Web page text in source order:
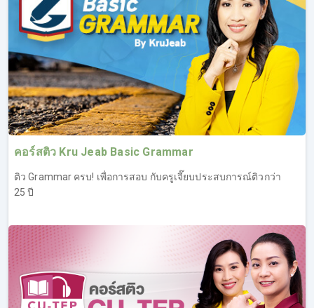
สูงขึ้น
เทคนิคการเขียน สิ่งที่ควร และไม่ควรทำ
ตัวอย่างงานเขียนแต่ละแบบ พร้อมอธิบายให้เข้าใจ นำไป
ใช้ได้จริง
แบบแผนการเขียน และไอเดียในการเขียนงานให้ได้
คะแนนสูง
เจาะลึกทุกรูปแบบคำถามที่เจอในข้อสอบ IELTS Reading,
เทคนิคหาคำตอบให้ไว ไม่ต้องอ่านหมด, ตะลุยโจทย์ IELTS
Reading เหมือนจริง
คอร์สติว Kru Jeab Basic Grammar
ติว Grammar ครบ! เพื่อการสอบ กับครูเจี๊ยบประสบการณ์ติวกว่า
25 ปี